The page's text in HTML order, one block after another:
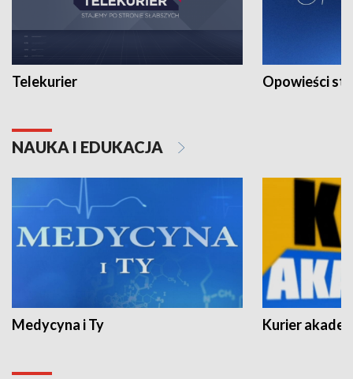
Telekurier Opowieści
NAUKA I EDUKACJA
Medycyna i Ty Kurier